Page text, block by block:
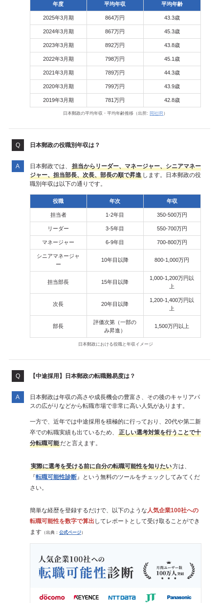
年度 平均年収 平均年齢
2025年3月期 864万円 43.3歳
2024年3月期 867万円 45.3歳
2023年3月期 892万円 43.8歳
2022年3月期 798万円 45.1歳
2021年3月期 789万円 44.3歳
2020年3月期 799万円 43.9歳
2019年3月期 781万円 42.8歳
日本郵政の平均年収・平均年齢推移（出所: 同社IR ）
日本郵政の役職別年収は？
日本郵政では、
担当からリーダー、マネージャー、シニアマネー
ジャー、担当部長、次長、部長の順で昇進します。日本郵政の役
職別年収は以下の通りです。
役職 年次 年収
担当者 1-2年目 350-500万円
リーダー 3-5年目 550-700万円
マネージャー 6-9年目 700-800万円
シニアマネージャ
ー
10年目以降 800-1,000万円
担当部長 15年目以降
1,000-1,200万円以
上
次長 20年目以降
1,200-1,400万円以
上
部長
評価次第（一部の
み昇進）
1,500万円以上
日本郵政における役職と年収イメージ
【中途採用】日本郵政の転職難易度は？
日本郵政は年収の高さや成長機会の豊富さ、その後のキャリアパ
スの広がりなどから転職市場で非常に高い人気があります。
一方で、近年では中途採用を積極的に行っており、20代や第二新
卒での転職実績も出ているため、
正しい選考対策を行うことで十
分転職可能だと言えます。
実際に選考を受ける前に自分の転職可能性を知りたい方は、
『転職可能性診断』という無料のツールをチェックしてみてくだ
さい。
簡単な経歴を登録するだけで、以下のような人気企業100社への
転職可能性を数字で算出 してレポートとして受け取ることができ
ます（出典： 公式ページ）